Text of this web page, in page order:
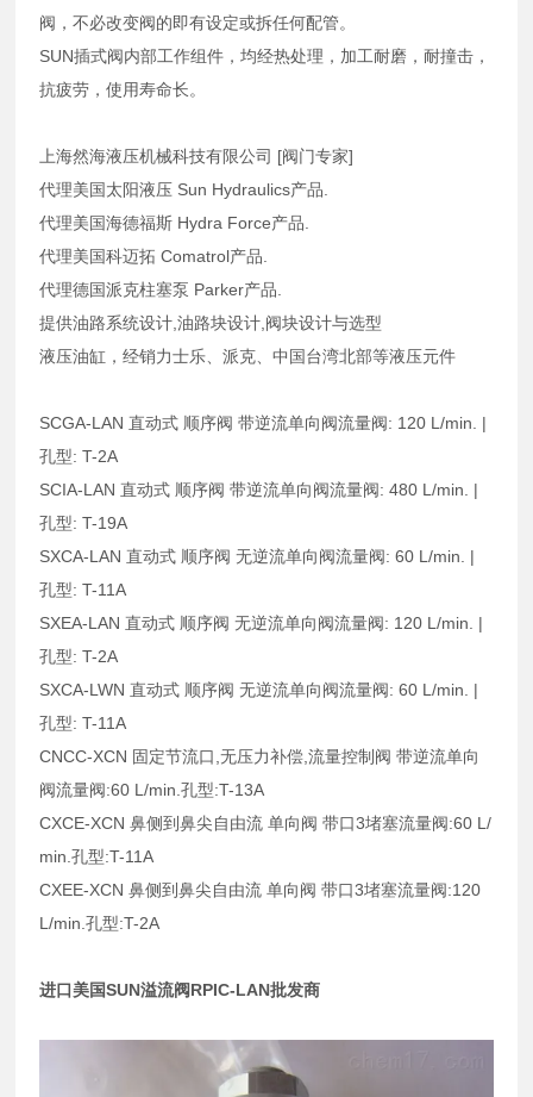
阀，不必改变阀的即有设定或拆任何配管。
SUN插式阀内部工作组件，均经热处理，加工耐磨，耐撞击，
抗疲劳，使用寿命长。
上海然海液压机械科技有限公司 [阀门专家]
代理美国太阳液压 Sun Hydraulics产品.
代理美国海德福斯 Hydra Force产品.
代理美国科迈拓 Comatrol产品.
代理德国派克柱塞泵 Parker产品.
提供油路系统设计,油路块设计,阀块设计与选型
液压油缸，经销力士乐、派克、中国台湾北部等液压元件
SCGA-LAN 直动式 顺序阀 带逆流单向阀流量阀: 120 L/min. |
孔型: T-2A
SCIA-LAN 直动式 顺序阀 带逆流单向阀流量阀: 480 L/min. |
孔型: T-19A
SXCA-LAN 直动式 顺序阀 无逆流单向阀流量阀: 60 L/min. |
孔型: T-11A
SXEA-LAN 直动式 顺序阀 无逆流单向阀流量阀: 120 L/min. |
孔型: T-2A
SXCA-LWN 直动式 顺序阀 无逆流单向阀流量阀: 60 L/min. |
孔型: T-11A
CNCC-XCN 固定节流口,无压力补偿,流量控制阀 带逆流单向
阀流量阀:60 L/min.孔型:T-13A
CXCE-XCN 鼻侧到鼻尖自由流 单向阀 带口3堵塞流量阀:60 L/
min.孔型:T-11A
CXEE-XCN 鼻侧到鼻尖自由流 单向阀 带口3堵塞流量阀:120
L/min.孔型:T-2A
进口美国SUN溢流阀RPIC-LAN批发商